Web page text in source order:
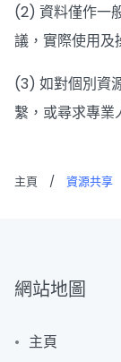
(2) 資料僅作一
議，實際使用及
(3) 如對個別資
繫，或尋求專業
主頁 / 資源共享
網站地圖
主頁